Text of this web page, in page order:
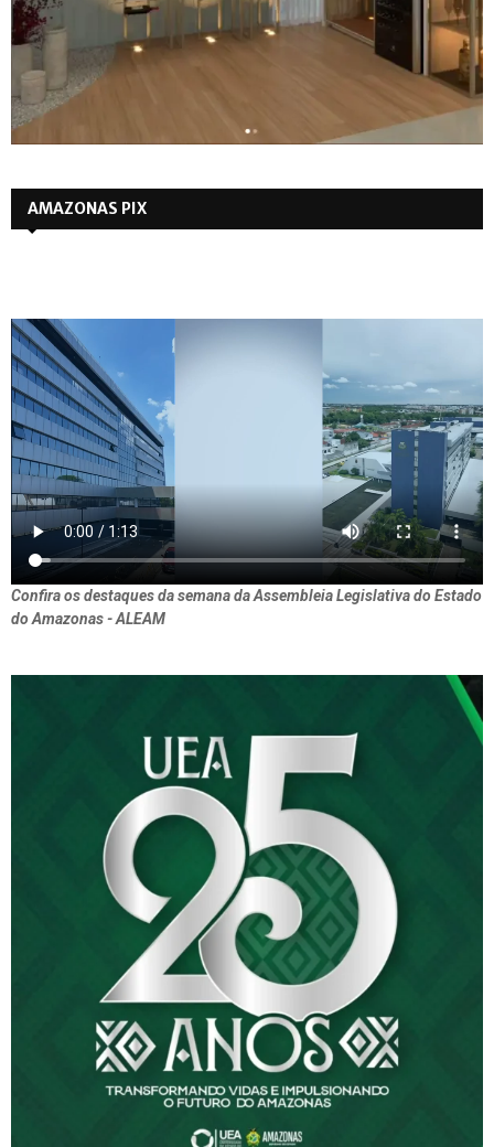
AMAZONAS PIX
Confira os destaques da semana da Assembleia Legislativa do Estado
do Amazonas - ALEAM